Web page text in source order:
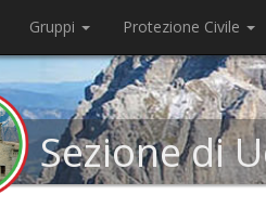
Gruppi Protezione Civile
Sezione di